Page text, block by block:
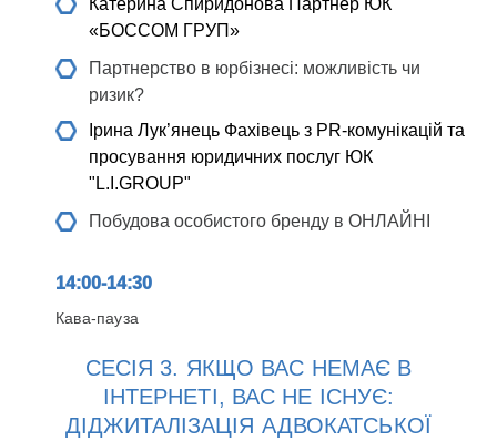
Катерина Спиридонова Партнер ЮК
«БОССОМ ГРУП»
Партнерство в юрбізнесі: можливість чи
ризик?
Ірина Лук’янець Фахівець з PR-комунікацій та
просування юридичних послуг ЮК
"L.I.GROUP"
Побудова особистого бренду в ОНЛАЙНІ
14:00-14:30
Кава-пауза
СЕСІЯ 3. ЯКЩО ВАС НЕМАЄ В
ІНТЕРНЕТІ, ВАС НЕ ІСНУЄ:
ДІДЖИТАЛІЗАЦІЯ АДВОКАТСЬКОЇ